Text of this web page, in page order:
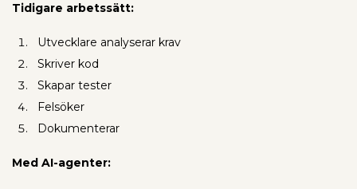
Tidigare arbetssätt:
Utvecklare analyserar krav
Skriver kod
Skapar tester
Felsöker
Dokumenterar
Med AI-agenter: